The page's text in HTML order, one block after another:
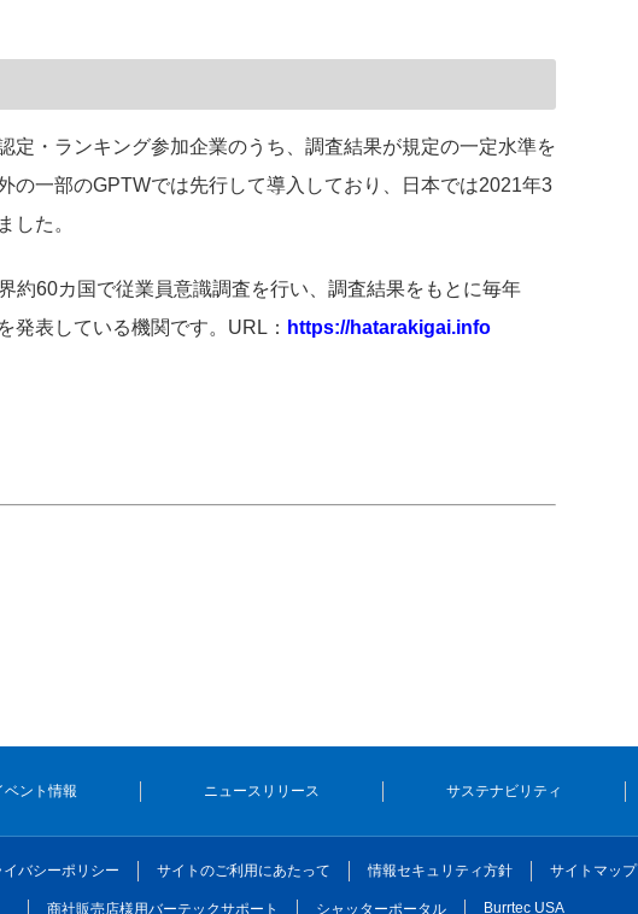
定・ランキング参加企業のうち、調査結果が規定の一定水準を
の一部のGPTWでは先行して導入しており、日本では2021年3
した。
約60カ国で従業員意識調査を行い、調査結果をもとに毎年
発表している機関です。URL： https://hatarakigai.info
ベント情報 ニュースリリース サステナビリティ
イバシーポリシー サイトのご利用にあたって 情報セキュリティ方針 サイトマップ
商社販売店様用バーテックサポート シャッターポータル Burrtec USA